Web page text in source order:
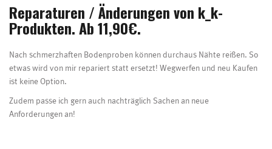
Reparaturen / Änderungen von k_k-
Produkten. Ab 11,90€.
Nach schmerzhaften Bodenproben können durchaus Nähte reißen. So
etwas wird von mir repariert statt ersetzt! Wegwerfen und neu Kaufen
ist keine Option.
Zudem passe ich gern auch nachträglich Sachen an neue
Anforderungen an!